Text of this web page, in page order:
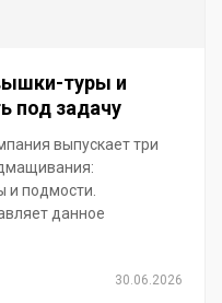
туры и
под задачу
выпускает три
и подмости.
данное
30.06.2026